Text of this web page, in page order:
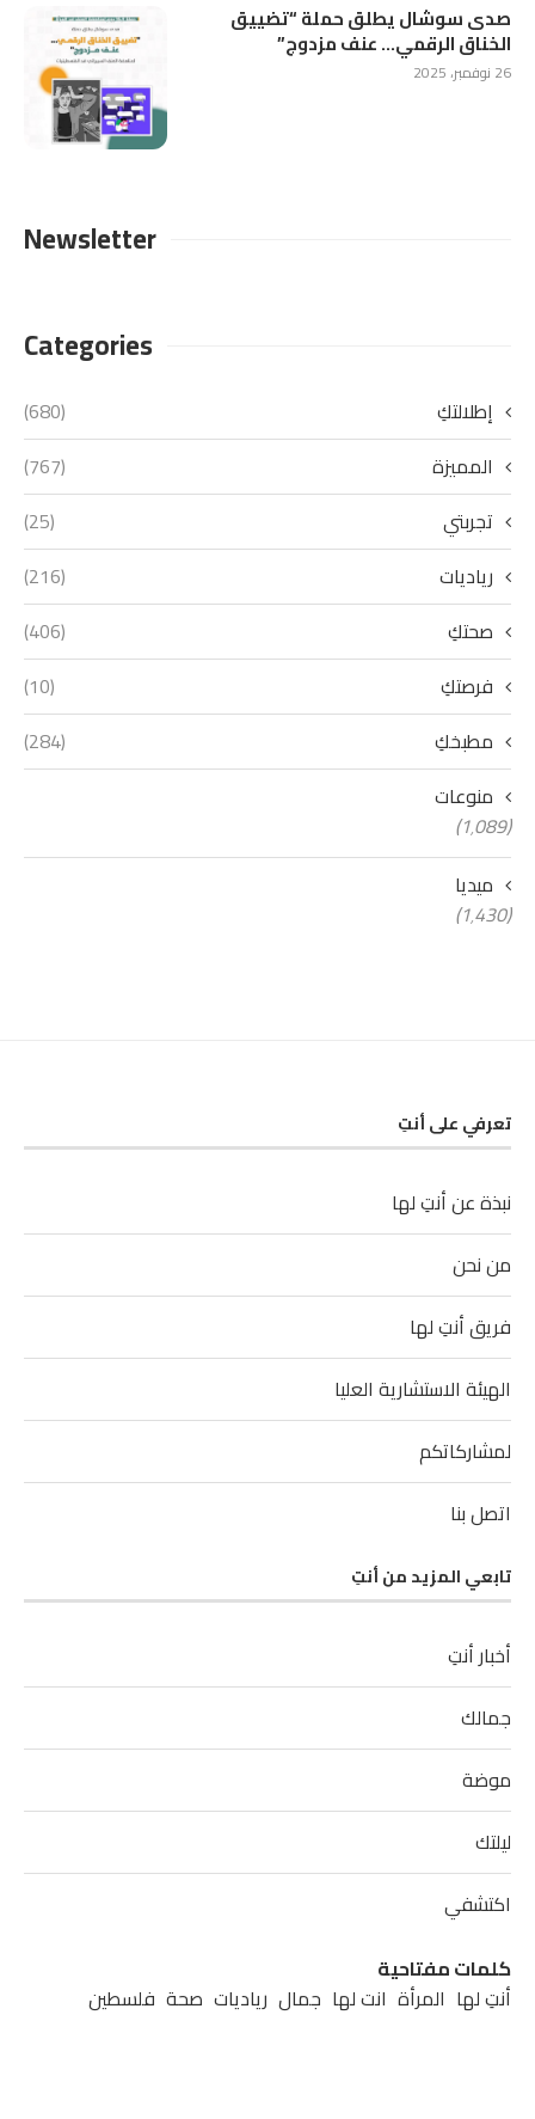
صدى سوشال يطلق حملة “تضييق
الخناق الرقمي… عنف مزدوج”
26 نوفمبر، 2025
Newsletter
Categories
إطلالتكِ
(680)
المميزة
(767)
تجربتي
(25)
رياديات
(216)
صحتكِ
(406)
فرصتكِ
(10)
مطبخكِ
(284)
منوعات
(1٬089)
ميديا
(1٬430)
تعرفي على أنتِ
نبذة عن أنتِ لها
من نحن
فريق أنتِ لها
الهيئة الاستشارية العليا
لمشاركاتكم
اتصل بنا
تابعي المزيد من أنتِ
أخبار أنتِ
جمالك
موضة
ليلتك
اكتشفي
كلمات مفتاحية
أنتِ لها المرأة انت لها جمال رياديات صحة فلسطين